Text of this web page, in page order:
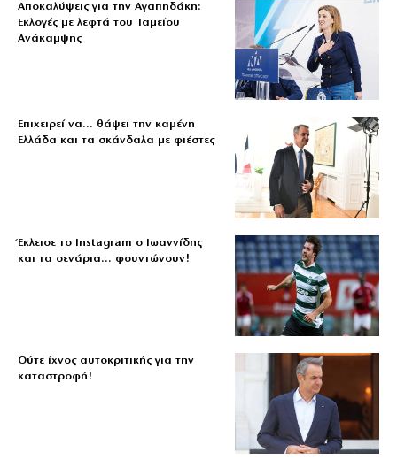
Αποκαλύψεις για την Αγαπηδάκη:
Εκλογές με λεφτά του Ταμείου
Ανάκαμψης
Επιχειρεί να… θάψει την καμένη
Ελλάδα και τα σκάνδαλα με φιέστες
Έκλεισε το Instagram ο Ιωαννίδης
και τα σενάρια… φουντώνουν!
Ούτε ίχνος αυτοκριτικής για την
καταστροφή!